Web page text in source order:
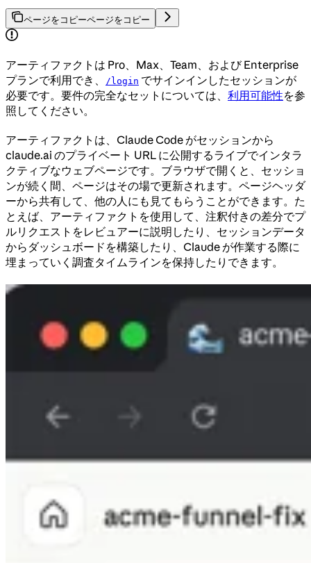
ページをコピーページをコピー
アーティファクトは Pro、Max、Team、および Enterprise
プランで利用でき、
/login でサインインしたセッションが
必要です。要件の完全なセットについては、 利用可能性を参
照してください。
アーティファクトは、Claude Code がセッションから
claude.ai のプライベート URL に公開するライブでインタラ
クティブなウェブページです。ブラウザで開くと、セッショ
ンが続く間、ページはその場で更新されます。ページヘッダ
ーから共有して、他の人にも見てもらうことができます。た
とえば、アーティファクトを使用して、注釈付きの差分でプ
ルリクエストをレビュアーに説明したり、セッションデータ
からダッシュボードを構築したり、Claude が作業する際に
埋まっていく調査タイムラインを保持したりできます。